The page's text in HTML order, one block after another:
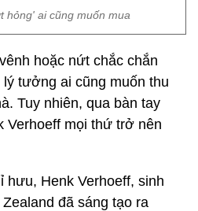
hỏng' ai cũng muốn mua
hoặc nứt chắc chắn
tưởng ai cũng muốn thu
Tuy nhiên, qua bàn tay
Verhoeff mọi thứ trở nên
Henk Verhoeff, sinh
đã sáng tạo ra